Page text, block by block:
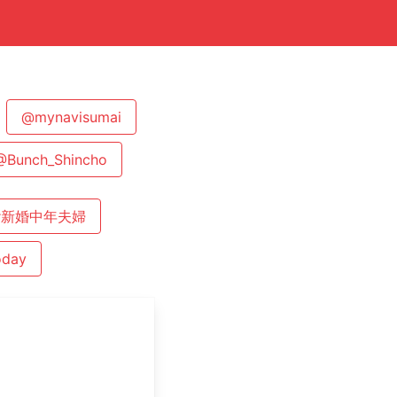
@mynavisumai
婚中年夫婦